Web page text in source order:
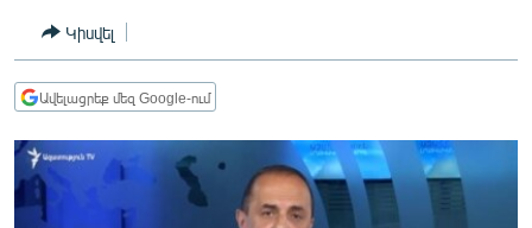
ՊԱՏԵՐԱԶՄԻ 6 ՇԱԲԱԹՆԵՐԸ
ՏԱՐԱԾԱՇՐՋԱՆ
ՄԻՋԱԶԳԱՅԻՆ
ՄՇԱԿՈՒՅԹ
Կիսվել
Ավելացրեք մեզ Google-ում